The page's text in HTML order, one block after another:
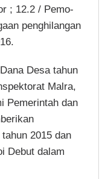
; 12.2 / Pemo-
penghilangan
Desa tahun
Malra,
Pemerintah dan
2015 dan
Debut dalam